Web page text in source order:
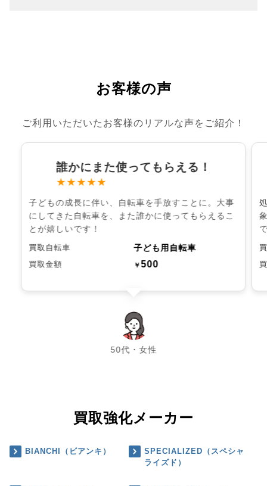
お客様の声
ご利用いただいたお客様のリアルな声をご紹介！
誰かにまた使ってもらえる！
★★★★★
子どもの成長に伴い、自転車を手放すことに。大事
にしてきた自転車を、また誰かに使ってもらえるこ
とが嬉しいです！
買取自転車 子ども用自転車
買取金額 ￥500
50代・女性
chevron_left chevron_right
買取強化メーカー
BIANCHI（ビアンキ）
SPECIALIZED（スペシャ
ライズド）